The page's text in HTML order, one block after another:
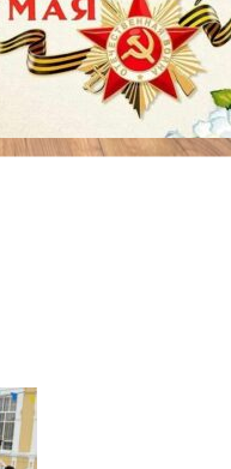
Награды
29.04.2025